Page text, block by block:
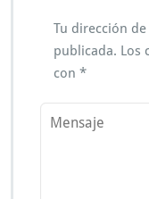
Tu dirección
publicada. Los
con *